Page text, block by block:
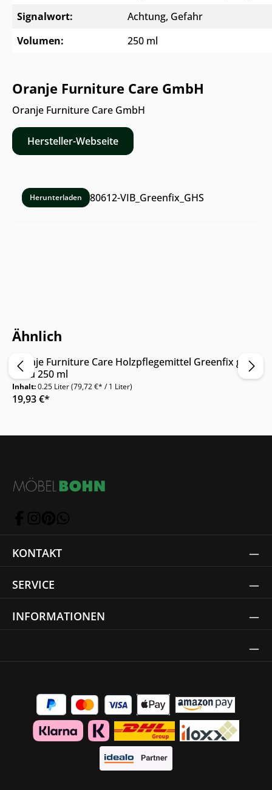
Signalwort:
Achtung, Gefahr
Volumen:
250 ml
Oranje Furniture Care GmbH
Oranje Furniture Care GmbH
Hersteller-Webseite
Herunterladen 80612-VIB_Greenfix_GHS
Ähnlich
Nur Online erhältlich
Oranje Furniture Care Holzpflegemittel Greenfix grey
Grau 250 ml
Inhalt:0.25 Liter(79,72 €* / 1 Liter)
19,93 €*
KONTAKT
SERVICE
INFORMATIONEN